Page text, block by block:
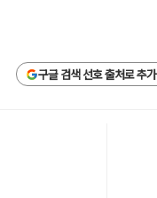
구글 검색 선호 출처로 추가